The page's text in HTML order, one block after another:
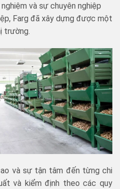
nghiệm và sự chuyên nghiệp
Farg đã xây dựng được một
trường.
và sự tận tâm đến từng chi
và kiểm định theo các quy